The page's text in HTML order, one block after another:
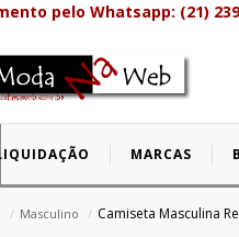
pelo Whatsapp: (21)
MARCAS
/ Masculino / Camiseta Masculina